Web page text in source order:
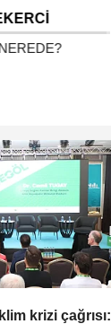
KADARI
krizi çağrısı: